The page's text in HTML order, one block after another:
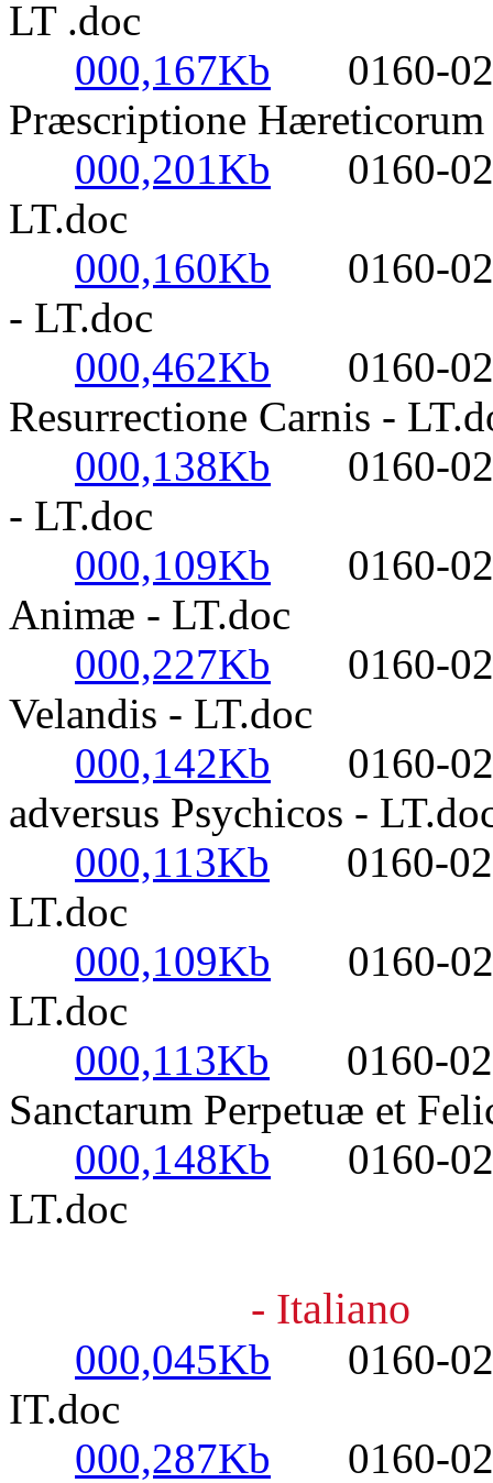
LT .doc
000,167Kb 0160-
Præscriptione Hæreticorum
000,201Kb 0160-
LT.doc
000,160Kb 0160-
- LT.doc
000,462Kb 0160-
Resurrectione Carnis -
000,138Kb 0160-
- LT.doc
000,109Kb 0160-
Animæ - LT.doc
000,227Kb 0160-
Velandis - LT.doc
000,142Kb 0160-
adversus Psychicos -
000,113Kb 0160-
LT.doc
000,109Kb 0160-
LT.doc
000,113Kb 0160-
Sanctarum Perpetuæ et
000,148Kb 0160-
LT.doc
- Italiano
000,045Kb 0160-
IT.doc
000,287Kb 0160-